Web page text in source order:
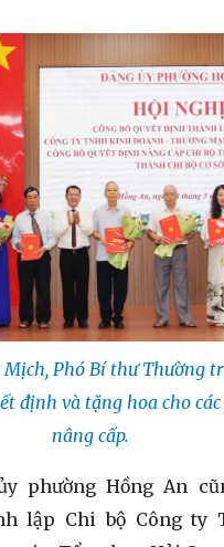
Mịch, Phó Bí thư Thường
định và tặng hoa cho
nâng cấp.
phường Hồng An
lập Chi bộ Công ty